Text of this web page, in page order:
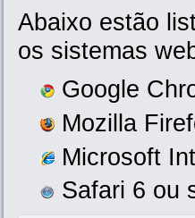
Abaixo estão
os sistemas
Google
Mozilla
Microsoft
Safari 6 ou